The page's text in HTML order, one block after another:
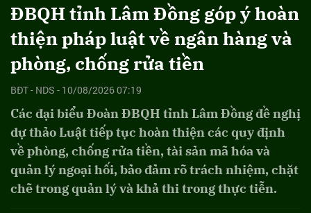
ĐBQH tỉnh Lâm Đồng góp ý hoàn
thiện pháp luật về ngân hàng và
phòng, chống rửa tiền
BĐT - NDS - 10/08/2026 07:19
Các đại biểu Đoàn ĐBQH tỉnh Lâm Đồng đề nghị
dự thảo Luật tiếp tục hoàn thiện các quy định
về phòng, chống rửa tiền, tài sản mã hóa và
quản lý ngoại hối, bảo đảm rõ trách nhiệm, chặt
chẽ trong quản lý và khả thi trong thực tiễn.